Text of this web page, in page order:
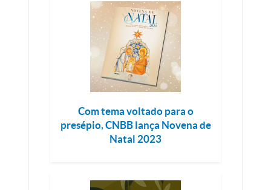
Com tema voltado para o
presépio, CNBB lança Novena de
Natal 2023